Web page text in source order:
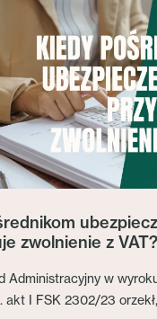
zwolnienie z VAT?
Administracyjny w
akt I FSK 2302/23